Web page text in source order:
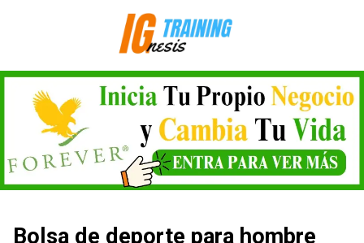
Bolsa de deporte para hombre